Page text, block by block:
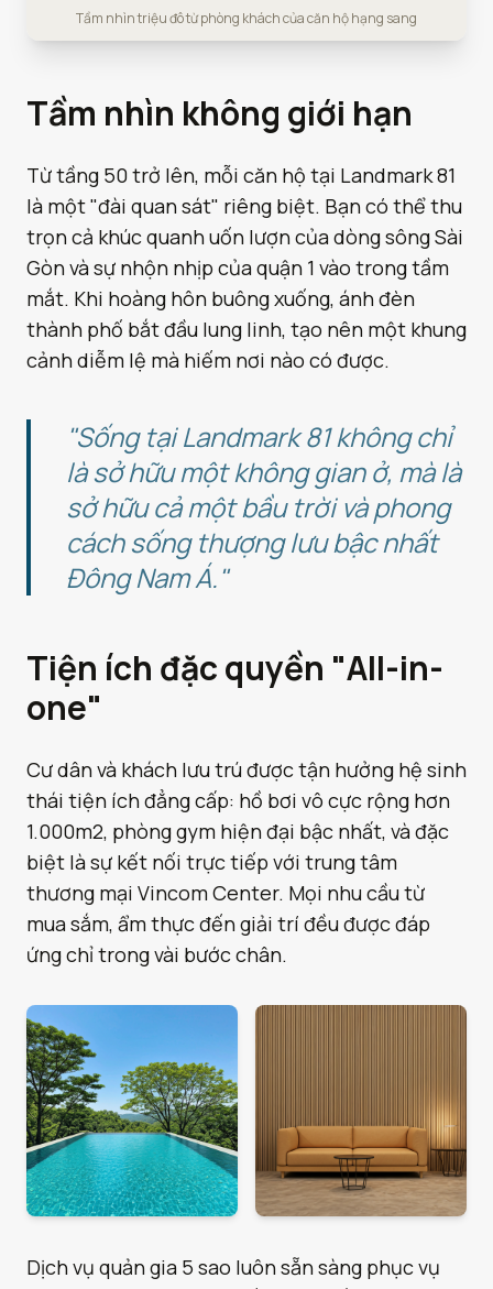
Tầm nhìn triệu đô từ phòng khách của căn hộ hạng sang
Tầm nhìn không giới hạn
Từ tầng 50 trở lên, mỗi căn hộ tại Landmark 81
là một "đài quan sát" riêng biệt. Bạn có thể thu
trọn cả khúc quanh uốn lượn của dòng sông Sài
Gòn và sự nhộn nhịp của quận 1 vào trong tầm
mắt. Khi hoàng hôn buông xuống, ánh đèn
thành phố bắt đầu lung linh, tạo nên một khung
cảnh diễm lệ mà hiếm nơi nào có được.
"Sống tại Landmark 81 không chỉ
là sở hữu một không gian ở, mà là
sở hữu cả một bầu trời và phong
cách sống thượng lưu bậc nhất
Đông Nam Á."
Tiện ích đặc quyền "All-in-
one"
Cư dân và khách lưu trú được tận hưởng hệ sinh
thái tiện ích đẳng cấp: hồ bơi vô cực rộng hơn
1.000m2, phòng gym hiện đại bậc nhất, và đặc
biệt là sự kết nối trực tiếp với trung tâm
thương mại Vincom Center. Mọi nhu cầu từ
mua sắm, ẩm thực đến giải trí đều được đáp
ứng chỉ trong vài bước chân.
Dịch vụ quản gia 5 sao luôn sẵn sàng phục vụ